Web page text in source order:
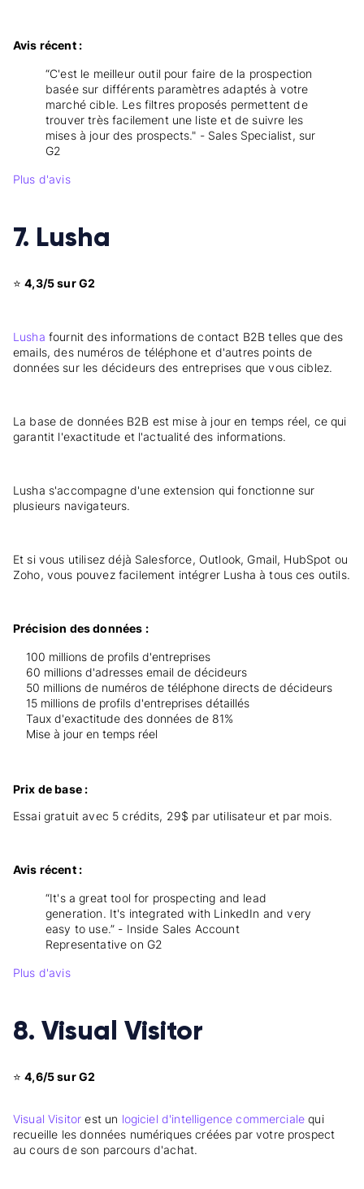
Avis récent :
“C'est le meilleur outil pour faire de la prospection
basée sur différents paramètres adaptés à votre
marché cible. Les filtres proposés permettent de
trouver très facilement une liste et de suivre les
mises à jour des prospects." - Sales Specialist, sur
G2
Plus d'avis
7. Lusha
⭐4,3/5 sur G2
Lusha fournit des informations de contact B2B telles que des
emails, des numéros de téléphone et d'autres points de
données sur les décideurs des entreprises que vous ciblez.
La base de données B2B est mise à jour en temps réel, ce qui
garantit l'exactitude et l'actualité des informations.
Lusha s'accompagne d'une extension qui fonctionne sur
plusieurs navigateurs.
Et si vous utilisez déjà Salesforce, Outlook, Gmail, HubSpot ou
Zoho, vous pouvez facilement intégrer Lusha à tous ces outils.
Précision des données :
100 millions de profils d'entreprises
60 millions d'adresses email de décideurs
50 millions de numéros de téléphone directs de décideurs
15 millions de profils d'entreprises détaillés
Taux d'exactitude des données de 81%
Mise à jour en temps réel
Prix de base :
Essai gratuit avec 5 crédits, 29$ par utilisateur et par mois.
Avis récent :
“It's a great tool for prospecting and lead
generation. It's integrated with LinkedIn and very
easy to use.” - Inside Sales Account
Representative on G2
Plus d'avis
8. Visual Visitor
⭐4,6/5 sur G2
Visual Visitorest un logiciel d'intelligence commerciale qui
recueille les données numériques créées par votre prospect
au cours de son parcours d'achat.